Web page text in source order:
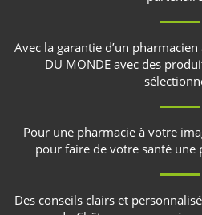
Avec la garantie d’un
DU MONDE avec des
Pour une pharmacie à votre
pour faire de votre santé une
Des conseils clairs et